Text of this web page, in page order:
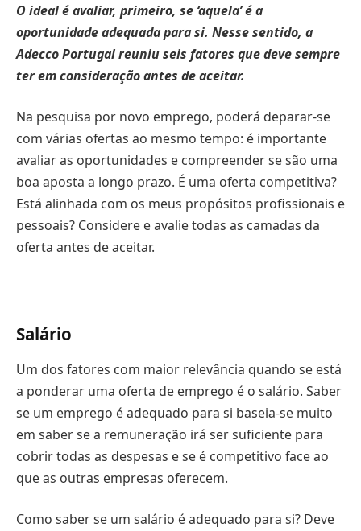
O ideal é avaliar, primeiro, se ‘aquela’ é a
oportunidade adequada para si. Nesse sentido, a
Adecco Portugalreuniu seis fatores que deve sempre
ter em consideração antes de aceitar.
Na pesquisa por novo emprego, poderá deparar-se
com várias ofertas ao mesmo tempo: é importante
avaliar as oportunidades e compreender se são uma
boa aposta a longo prazo. É uma oferta competitiva?
Está alinhada com os meus propósitos profissionais e
pessoais? Considere e avalie todas as camadas da
oferta antes de aceitar.
Salário
Um dos fatores com maior relevância quando se está
a ponderar uma oferta de emprego é o salário. Saber
se um emprego é adequado para si baseia-se muito
em saber se a remuneração irá ser suficiente para
cobrir todas as despesas e se é competitivo face ao
que as outras empresas oferecem.
Como saber se um salário é adequado para si? Deve